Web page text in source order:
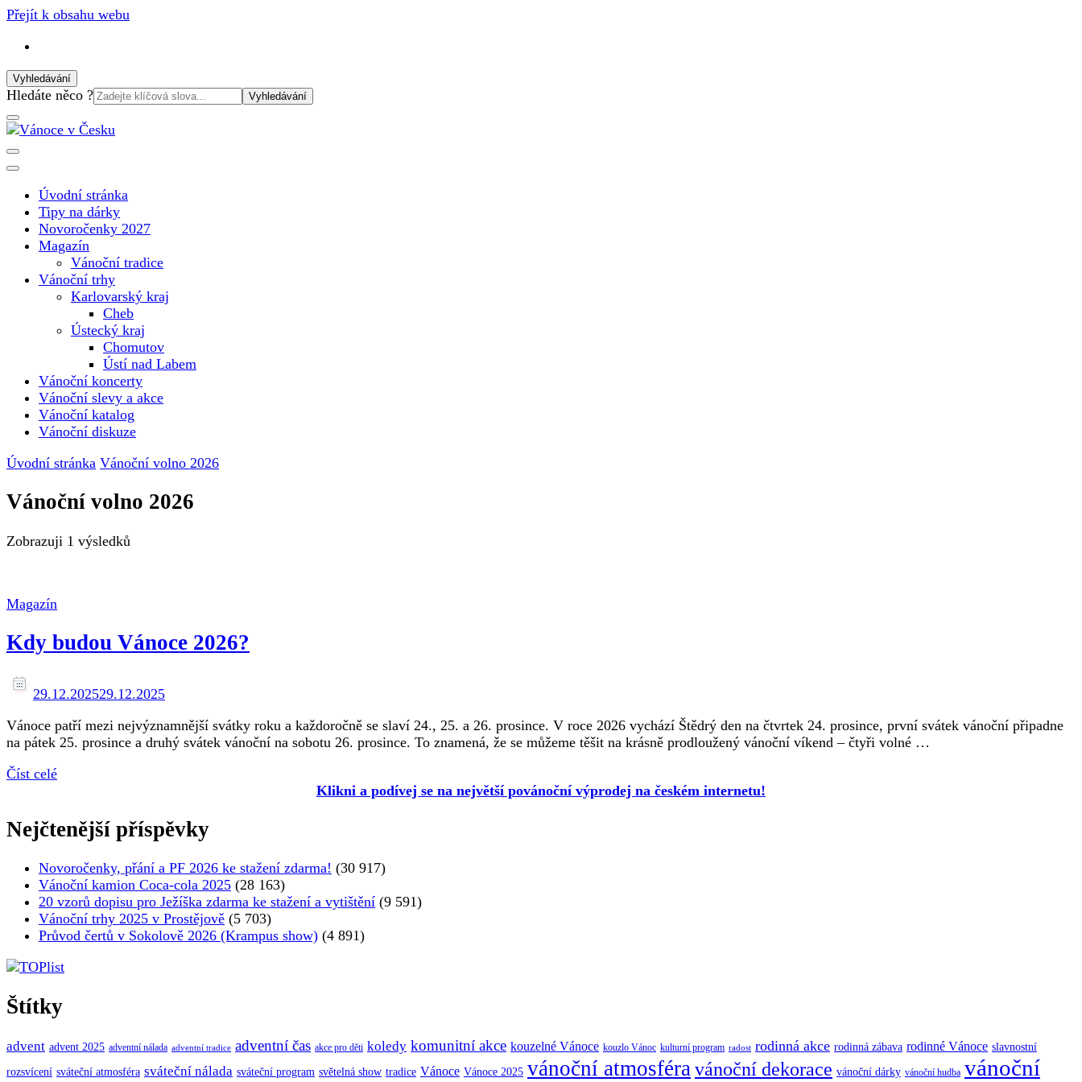
Přejít k obsahu webu
Vyhledávání
Vyhledat:
Hledáte něco ?
Vánoce v Česku
Úvodní stránka
Tipy na dárky
Novoročenky 2027
Magazín
Vánoční tradice
Vánoční trhy
Karlovarský kraj
Cheb
Ústecký kraj
Chomutov
Ústí nad Labem
Vánoční koncerty
Vánoční slevy a akce
Vánoční katalog
Vánoční diskuze
Úvodní stránka Vánoční volno 2026
Vánoční volno 2026
Zobrazuji 1 výsledků
Magazín
Kdy budou Vánoce 2026?
29.12.202529.12.2025
Vánoce patří mezi nejvýznamnější svátky roku a každoročně se slaví 24., 25. a 26. prosince. V roce 2026 vychází Štědrý den na čtvrtek 24. prosince, první svátek vánoční připadne
na pátek 25. prosince a druhý svátek vánoční na sobotu 26. prosince. To znamená, že se můžeme těšit na krásně prodloužený vánoční víkend – čtyři volné …
Číst celé
Klikni a podívej se na největší povánoční výprodej na českém internetu!
Nejčtenější příspěvky
Novoročenky, přání a PF 2026 ke stažení zdarma! (30 917)
Vánoční kamion Coca-cola 2025 (28 163)
20 vzorů dopisu pro Ježíška zdarma ke stažení a vytištění (9 591)
Vánoční trhy 2025 v Prostějově (5 703)
Průvod čertů v Sokolově 2026 (Krampus show) (4 891)
Štítky
advent advent 2025 adventní nálada adventní tradice adventní čas akce pro děti koledy komunitní akce kouzelné Vánoce kouzlo Vánoc kulturní program radost rodinná akce rodinná zábava rodinné Vánoce slavnostní
rozsvícení sváteční atmosféra sváteční nálada sváteční program světelná show tradice Vánoce Vánoce 2025 vánoční atmosféravánoční dekorace vánoční dárky vánoční hudba vánoční